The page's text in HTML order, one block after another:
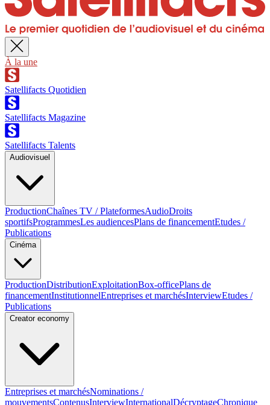
À la une
Satellifacts Quotidien
Satellifacts Magazine
Satellifacts Talents
Audiovisuel
ProductionChaînes TV / PlateformesAudioDroits
sportifsProgrammesLes audiencesPlans de financementEtudes /
Publications
Cinéma
ProductionDistributionExploitationBox-officePlans de
financementInstitutionnelEntreprises et marchésInterviewEtudes /
Publications
Creator economy
Entreprises et marchésNominations /
mouvementsContenusInterviewInternationalDécryptageChronique